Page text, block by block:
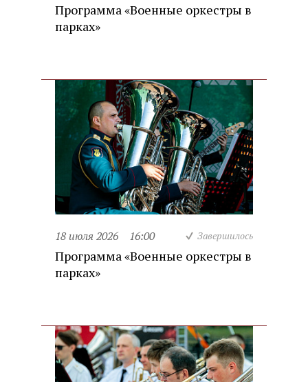
Программа «Военные оркестры в
парках»
18 июля 2026 16:00 Завершилось
Программа «Военные оркестры в
парках»